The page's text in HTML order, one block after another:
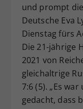
und prompt
Deutsche Eva
Dienstag fürs
Die 21-jährige
2021 von
gleichaltrige
7:6 (5). „Es
gedacht, dass